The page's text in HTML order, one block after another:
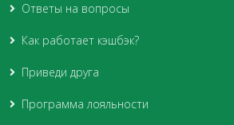
Ответы на вопросы
Как работает кэшбэк?
Приведи друга
Программа лояльности